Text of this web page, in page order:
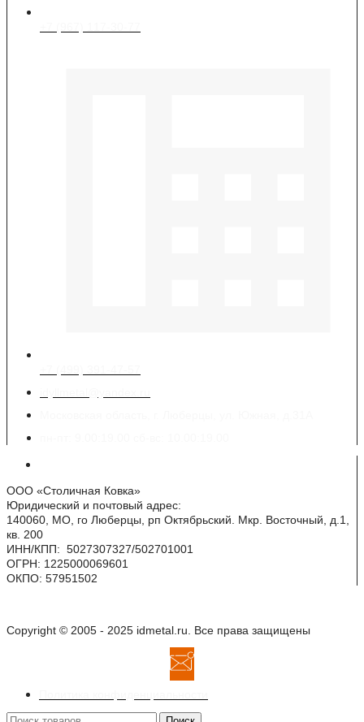
ООО «Столичная Ковка»
Юридический и почтовый адрес:
140060, МО, го Люберцы, рп Октябрьский. Мкр. Восточный, д.1,
кв. 200
ИНН/КПП: 5027307327/502701001
ОГРН: 1225000069601
ОКПО: 57951502
Copyright © 2005 - 2025 idmetal.ru. Все права защищены